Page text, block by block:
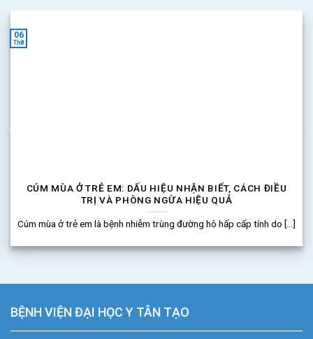
CÚM MÙA Ở TRẺ EM: DẤU HIỆU NHẬN BIẾT, CÁCH ĐIỀU
TRỊ VÀ PHÒNG NGỪA HIỆU QUẢ
Cúm mùa ở trẻ em là bệnh nhiễm trùng đường hô hấp cấp tính do [...]
06
Th8
BỆNH VIỆN ĐẠI HỌC Y TÂN TẠO